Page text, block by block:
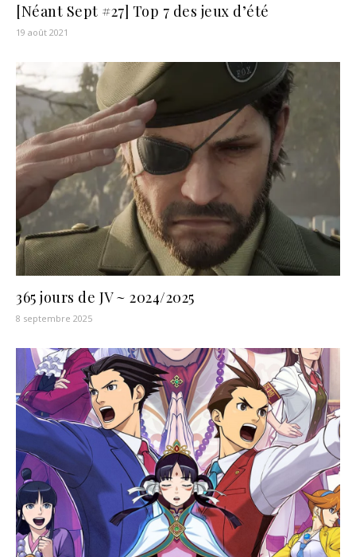
[Néant Sept #27] Top 7 des jeux d’été
19 août 2021
365 jours de JV ~ 2024/2025
8 septembre 2025